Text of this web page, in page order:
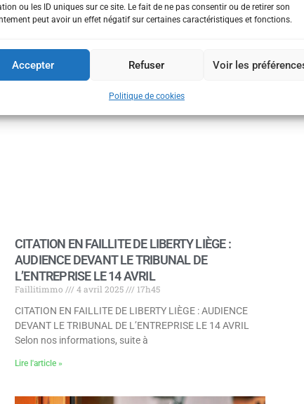
ou les ID uniques sur ce site. Le fait de ne pas consentir ou de retirer son
peut avoir un effet négatif sur certaines caractéristiques et fonctions.
Accepter Refuser Voir les
Politique de cookies
CITATION EN FAILLITE DE LIBERTY LIÈGE :
AUDIENCE DEVANT LE TRIBUNAL DE
L’ENTREPRISE LE 14 AVRIL
Faillitimmo 4 avril 2025
17h45
CITATION EN FAILLITE DE LIBERTY LIÈGE : AUDIENCE
DEVANT LE TRIBUNAL DE L’ENTREPRISE LE 14 AVRIL
Selon nos informations, suite à
Lire l'article »